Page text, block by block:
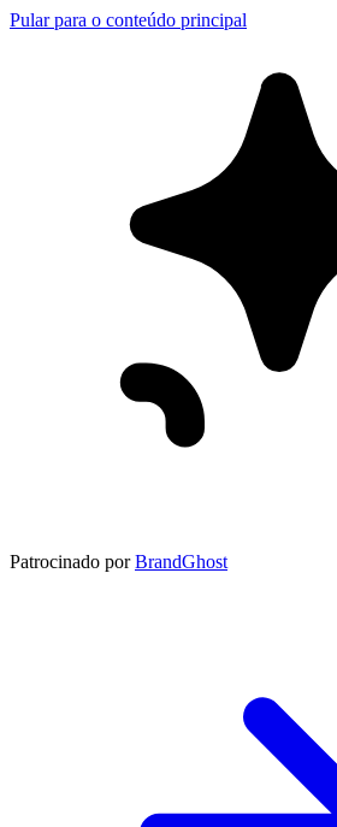
Pular para o conteúdo principal
Patrocinado por BrandGhost